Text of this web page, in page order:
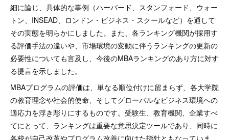
細に論じ、具体的な事例（ハーバード、スタンフォード、ウォー
トン、INSEAD、ロンドン・ビジネス・スクールなど）を通して
その実態を明らかにしました。また、各ランキング機関が採用す
る評価手法の違いや、市場環境の変動に伴うランキングの更新の
必要性についても言及し、今後のMBAランキングのあり方に対す
る提言を示しました。
MBAプログラムの評価は、単なる順位付けに留まらず、各大学院
の教育理念や社会的使命、そしてグローバルなビジネス環境への
適応力を浮き彫りにするものです。受験生、教育機関、企業すべ
てにとって、ランキングは重要な意思決定ツールであり、同時に
各校が自己改革やプログラム改善に向けた指針ともなっていま